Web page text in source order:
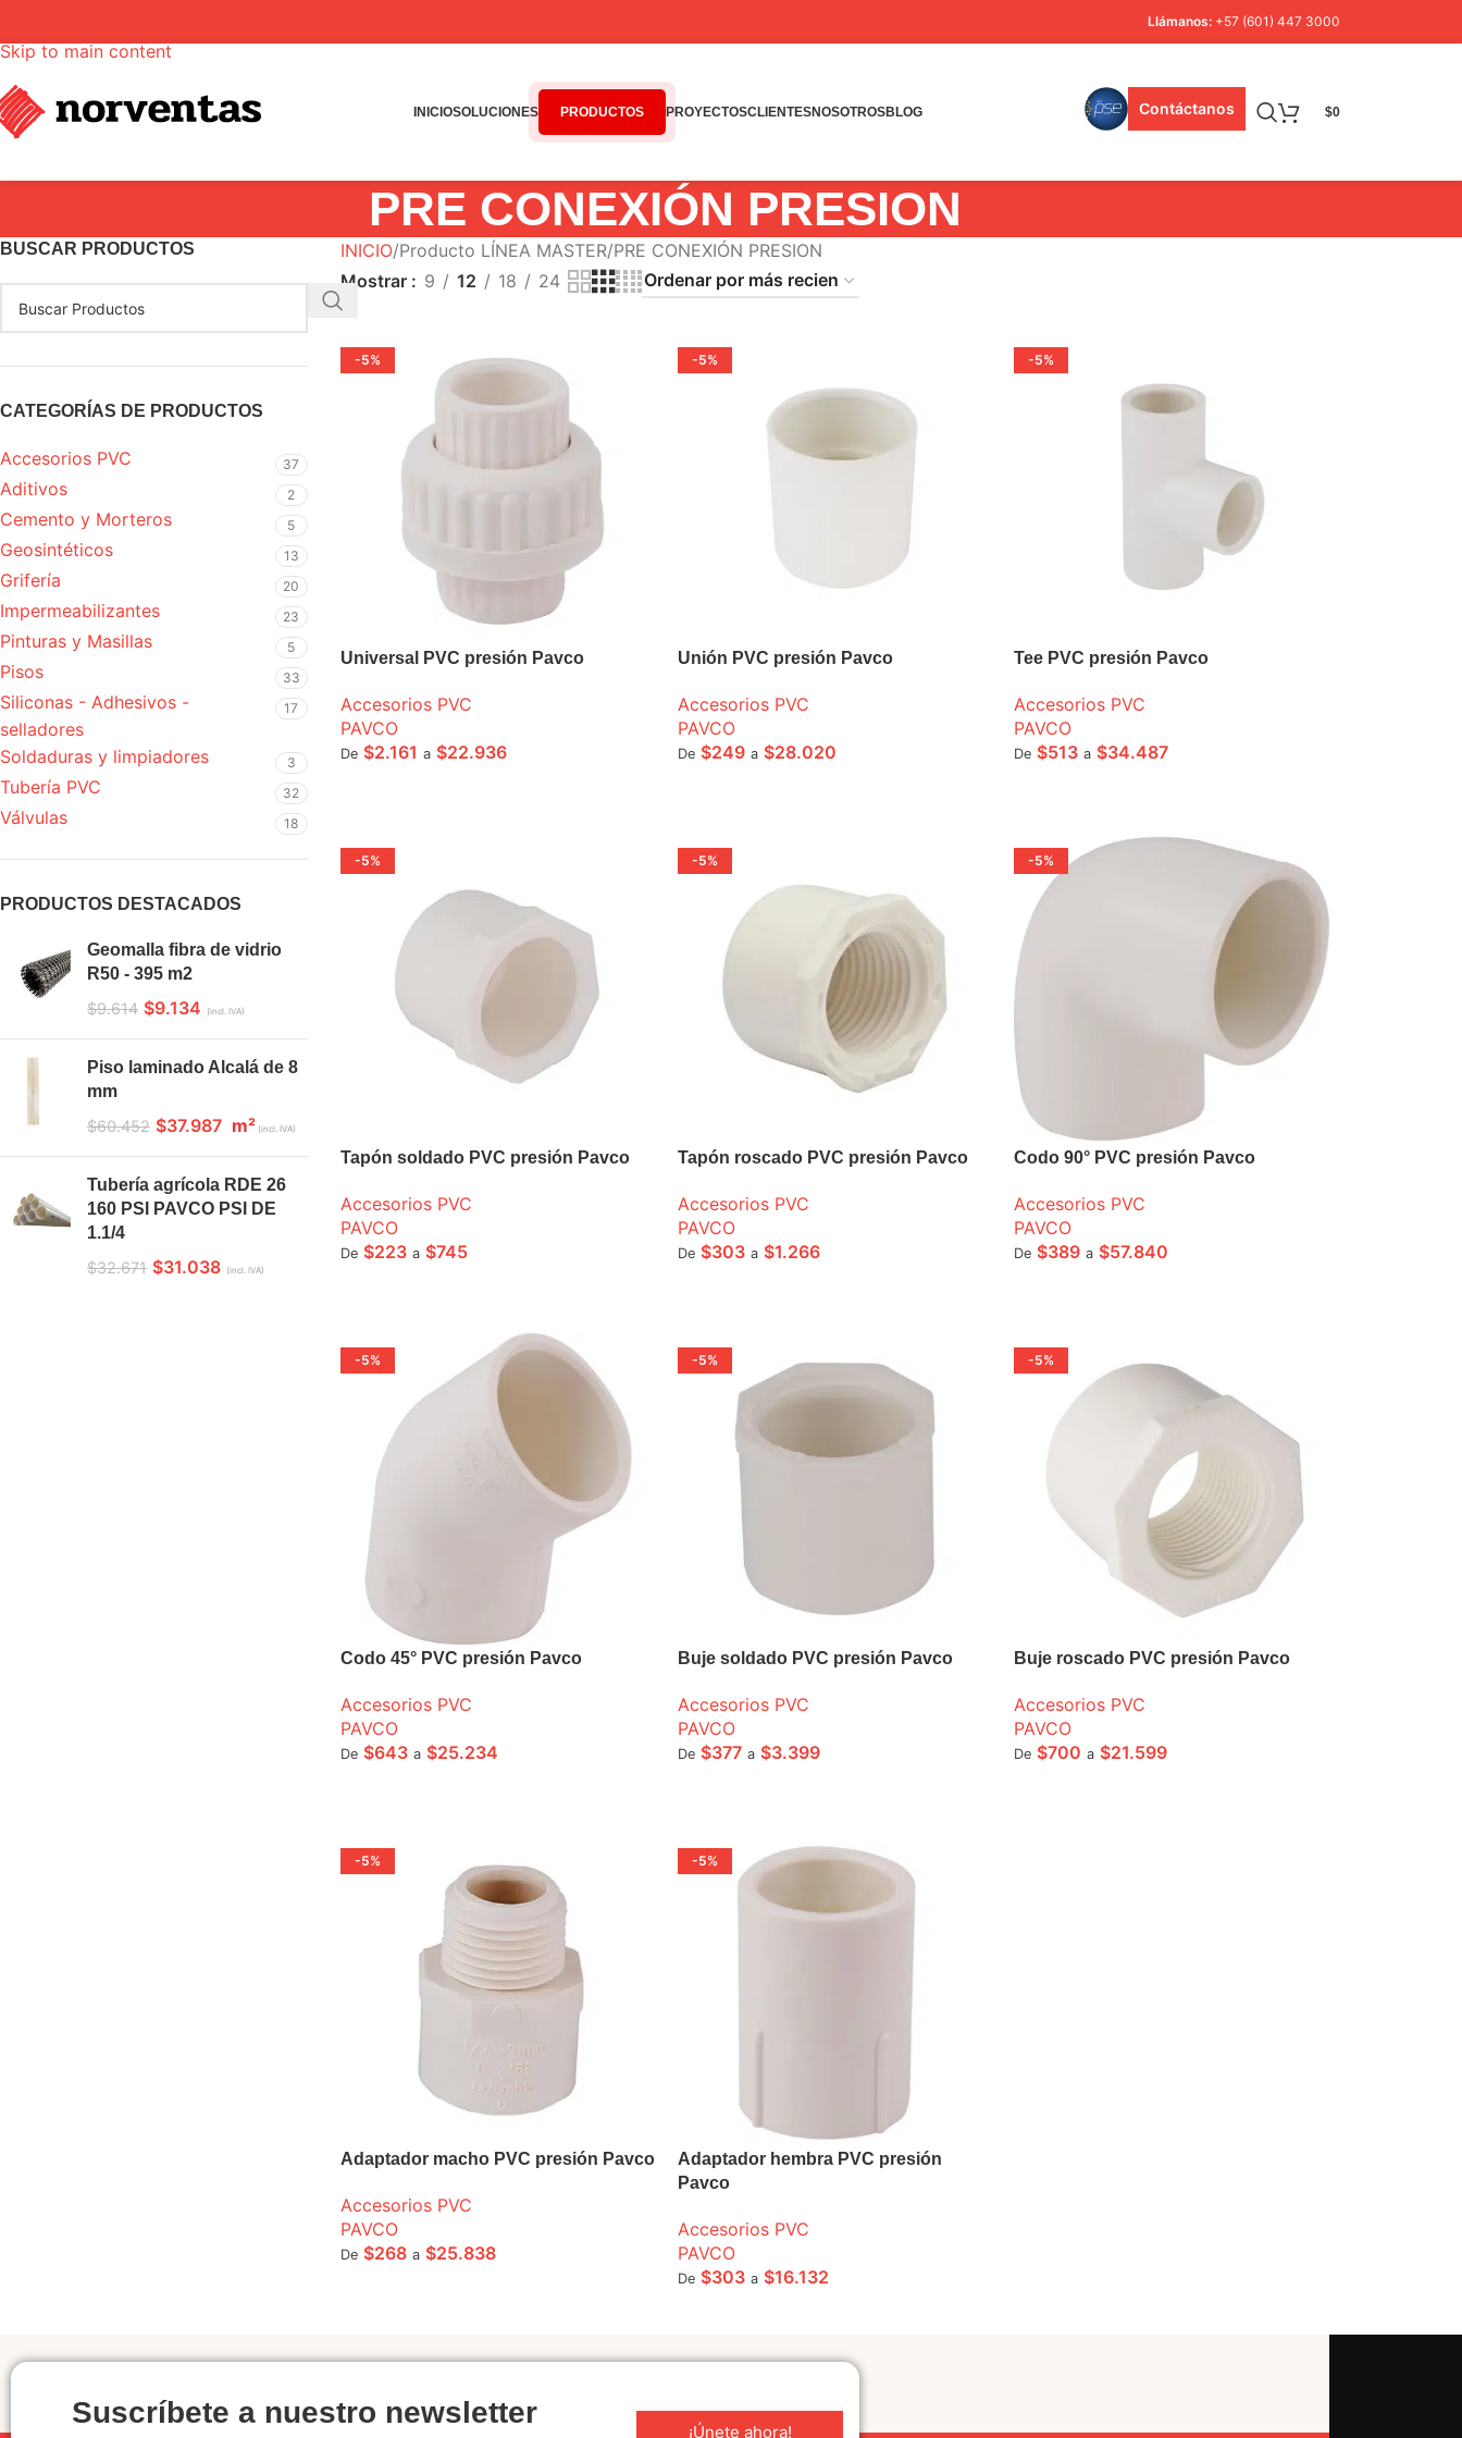
Skip to main content
Llámanos: +57 (601) 447 3000
INICIOSOLUCIONES PRODUCTOS PROYECTOSCLIENTESNOSOTROSBLOG Contáctanos $0
PRE CONEXIÓN PRESION
BUSCAR PRODUCTOS
CATEGORÍAS DE PRODUCTOS
Accesorios PVC 37
Aditivos 2
Cemento y Morteros 5
Geosintéticos 13
Grifería 20
Impermeabilizantes 23
Pinturas y Masillas 5
Pisos 33
Siliconas - Adhesivos -
selladores
17
Soldaduras y limpiadores 3
Tubería PVC 32
Válvulas 18
PRODUCTOS DESTACADOS
Geomalla fibra de vidrio
R50 - 395 m2
$9.614 $9.134 (incl. IVA)
Piso laminado Alcalá de 8
mm
$60.452 $37.987 m² (incl. IVA)
Tubería agrícola RDE 26
160 PSI PAVCO PSI DE
1.1/4
$32.671 $31.038 (incl. IVA)
INICIO Producto LÍNEA MASTER PRE CONEXIÓN PRESION
Mostrar
9 12 18 24
-5%
Universal PVC presión Pavco
Accesorios PVC
PAVCO
De $2.161 a $22.936
-5%
Unión PVC presión Pavco
Accesorios PVC
PAVCO
De $249 a $28.020
-5%
Tee PVC presión Pavco
Accesorios PVC
PAVCO
De $513 a $34.487
-5%
Tapón soldado PVC presión Pavco
Accesorios PVC
PAVCO
De $223 a $745
-5%
Tapón roscado PVC presión Pavco
Accesorios PVC
PAVCO
De $303 a $1.266
-5%
Codo 90° PVC presión Pavco
Accesorios PVC
PAVCO
De $389 a $57.840
-5%
Codo 45° PVC presión Pavco
Accesorios PVC
PAVCO
De $643 a $25.234
-5%
Buje soldado PVC presión Pavco
Accesorios PVC
PAVCO
De $377 a $3.399
-5%
Buje roscado PVC presión Pavco
Accesorios PVC
PAVCO
De $700 a $21.599
-5%
Adaptador macho PVC presión Pavco
Accesorios PVC
PAVCO
De $268 a $25.838
-5%
Adaptador hembra PVC presión
Pavco
Accesorios PVC
PAVCO
De $303 a $16.132
Suscríbete a nuestro newsletter
¡Únete ahora!